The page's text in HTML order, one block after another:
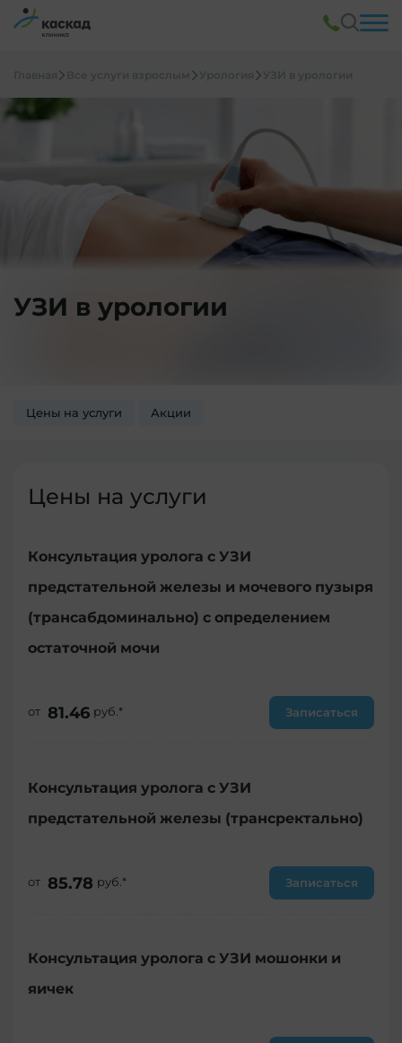
Главная Все услуги взрослым Урология УЗИ в урологии
УЗИ в урологии
Цены на услуги Акции
Цены на услуги
Консультация уролога с УЗИ
предстательной железы и мочевого пузыря
(трансабдоминально) с определением
остаточной мочи
от 81.46 руб.* Записаться
Консультация уролога с УЗИ
предстательной железы (трансректально)
от 85.78 руб.* Записаться
Консультация уролога с УЗИ мошонки и
яичек